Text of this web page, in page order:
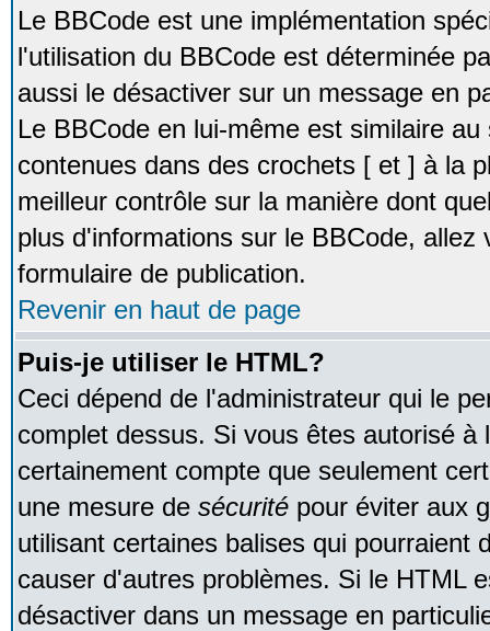
Le BBCode est une implémentation
l'utilisation du BBCode est déterminée
aussi le désactiver sur un message en
Le BBCode en lui-même est similaire
contenues dans des crochets [ et ] à la
meilleur contrôle sur la manière dont
plus d'informations sur le BBCode,
formulaire de publication.
Revenir en haut de page
Puis-je utiliser le HTML?
Ceci dépend de l'administrateur qui le
complet dessus. Si vous êtes autorisé à
certainement compte que seulement
une mesure de sécurité pour éviter aux
utilisant certaines balises qui pourraient
causer d'autres problèmes. Si le HTML
désactiver dans un message en